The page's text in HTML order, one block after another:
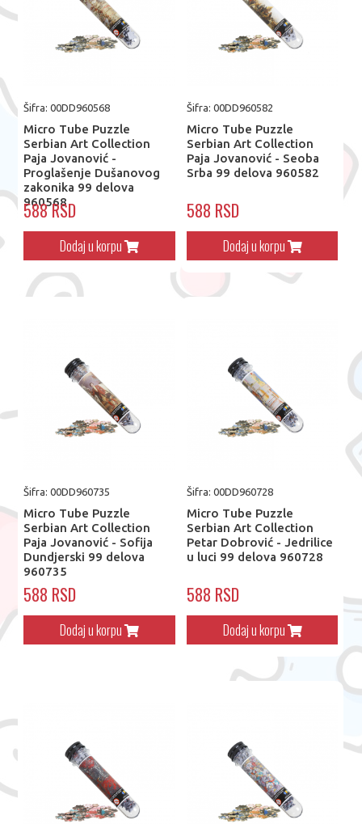
Šifra: 00DD960568
Micro Tube Puzzle
Serbian Art Collection
Paja Jovanović -
Proglašenje Dušanovog
zakonika 99 delova
960568
588 RSD
Dodaj u korpu
Šifra: 00DD960582
Micro Tube Puzzle
Serbian Art Collection
Paja Jovanović - Seoba
Srba 99 delova 960582
588 RSD
Dodaj u korpu
Šifra: 00DD960735
Micro Tube Puzzle
Serbian Art Collection
Paja Jovanović - Sofija
Dundjerski 99 delova
960735
588 RSD
Dodaj u korpu
Šifra: 00DD960728
Micro Tube Puzzle
Serbian Art Collection
Petar Dobrović - Jedrilice
u luci 99 delova 960728
588 RSD
Dodaj u korpu